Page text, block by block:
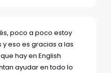
poco a poco estoy
eso es gracias a las
hay en English
ayudar en todo lo